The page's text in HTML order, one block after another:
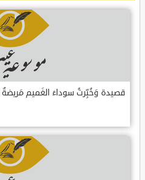
قصيدة وَخُبِّرتُ سوداءَ الغَميم مَريضةٌ